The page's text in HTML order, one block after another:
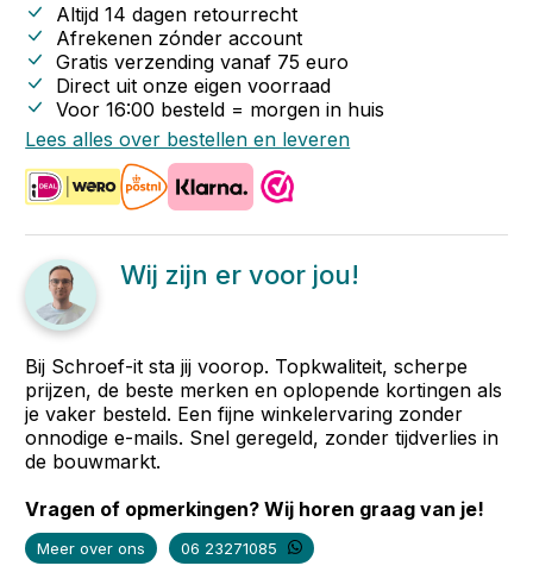
Altijd 14 dagen retourrecht
Afrekenen zónder account
Gratis verzending vanaf 75 euro
Direct uit onze eigen voorraad
Voor 16:00 besteld = morgen in huis
Lees alles over bestellen en leveren
Wij zijn er voor jou!
Bij Schroef-it sta jij voorop. Topkwaliteit, scherpe
prijzen, de beste merken en oplopende kortingen als
je vaker besteld. Een fijne winkelervaring zonder
onnodige e-mails. Snel geregeld, zonder tijdverlies in
de bouwmarkt.
Vragen of opmerkingen? Wij horen graag van je!
Meer over ons 06 23271085